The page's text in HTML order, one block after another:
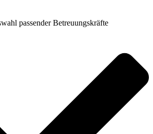
passender Betreuungskräfte